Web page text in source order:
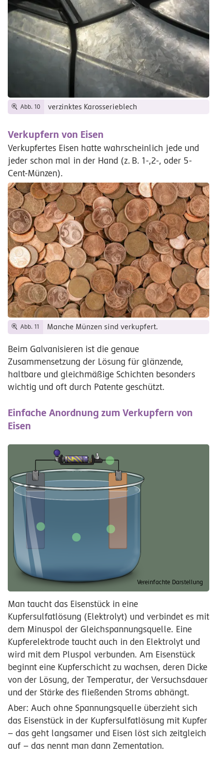
Abb. 10 verzinktes Karosserieblech
Verkupfern von Eisen
Verkupfertes Eisen hatte wahrscheinlich jede und
jeder schon mal in der Hand (z. B. 1-,2-, oder 5-
Cent-Münzen).
Abb. 11 Manche Münzen sind verkupfert.
Beim Galvanisieren ist die genaue
Zusammensetzung der Lösung für glänzende,
haltbare und gleichmäßige Schichten besonders
wichtig und oft durch Patente geschützt.
Einfache Anordnung zum Verkupfern von
Eisen
Vereinfachte Darstellung
Man taucht das Eisenstück in eine
Kupfersulfatlösung (Elektrolyt) und verbindet es mit
dem Minuspol der Gleichspannungsquelle. Eine
Kupferelektrode taucht auch in den Elektrolyt und
wird mit dem Pluspol verbunden. Am Eisenstück
beginnt eine Kupferschicht zu wachsen, deren Dicke
von der Lösung, der Temperatur, der Versuchsdauer
und der Stärke des fließenden Stroms abhängt.
Aber: Auch ohne Spannungsquelle überzieht sich
das Eisenstück in der Kupfersulfatlösung mit Kupfer
– das geht langsamer und Eisen löst sich zeitgleich
auf – das nennt man dann Zementation.